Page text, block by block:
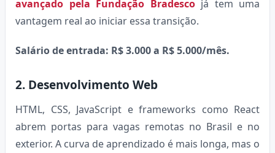
avançado pela Fundação Bradescojá tem uma
vantagem real ao iniciar essa transição.
Salário de entrada: R$ 3.000 a R$ 5.000/mês.
2. Desenvolvimento Web
HTML, CSS, JavaScript e frameworks como React
abrem portas para vagas remotas no Brasil e no
exterior. A curva de aprendizado é mais longa, mas o